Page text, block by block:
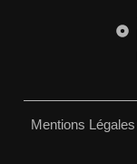
Mentions Légales